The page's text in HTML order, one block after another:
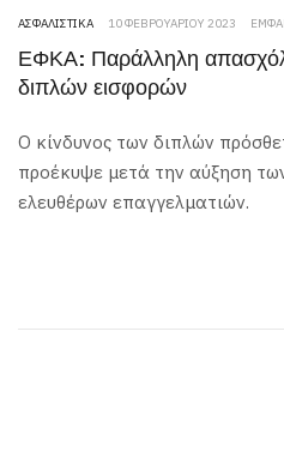
ΑΣΦΑΛΙΣΤΙΚΆ 10 ΦΕΒΡΟΥΑΡΊΟΥ 2023
ΕΦΚΑ: Παράλληλη
διπλών εισφορών
Ο κίνδυνος των διπλών
προέκυψε μετά την αύξηση
ελευθέρων επαγγελματιών.